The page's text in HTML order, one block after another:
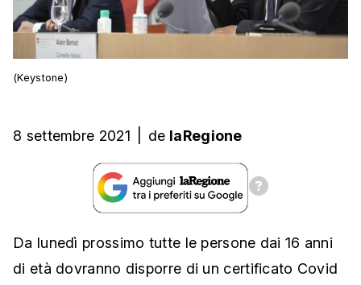
(Keystone)
8 settembre 2021 de laRegione
Da lunedì prossimo tutte le persone dai 16 anni
di età dovranno disporre di un certificato Covid